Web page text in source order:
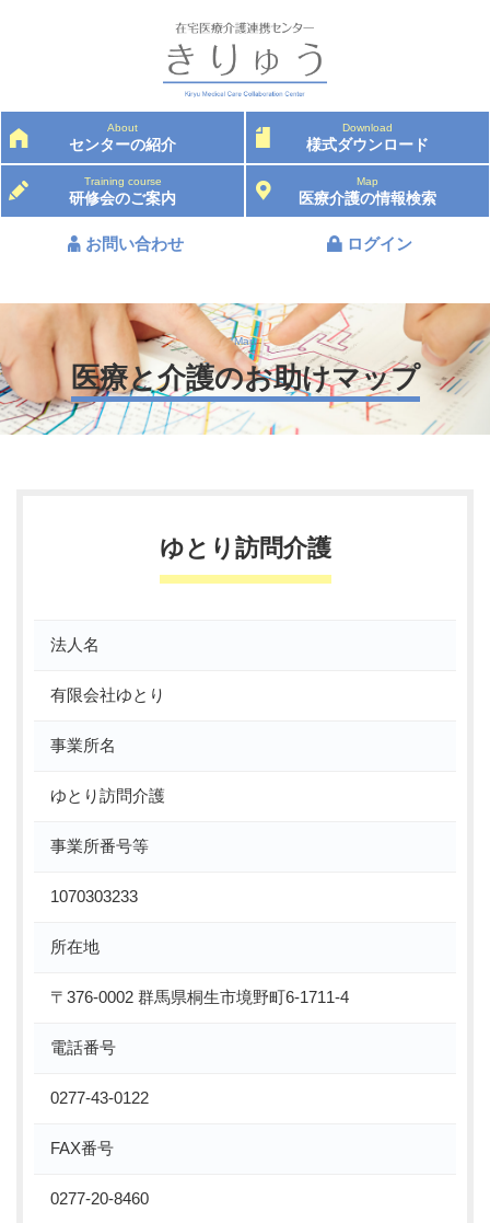
About
センターの紹介
Download
様式ダウンロード
Training course
研修会のご案内
Map
医療介護の情報検索
お問い合わせ ログイン
Map
医療と介護のお助けマップ
ゆとり訪問介護
法人名
有限会社ゆとり
事業所名
ゆとり訪問介護
事業所番号等
1070303233
所在地
〒376-0002 群馬県桐生市境野町6-1711-4
電話番号
0277-43-0122
FAX番号
0277-20-8460